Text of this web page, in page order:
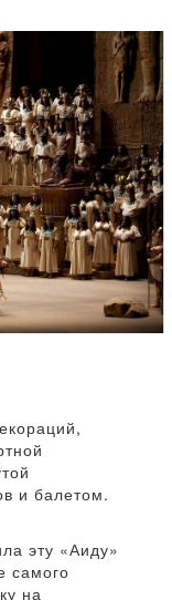
и балетом.
эту «Аиду»
самого
на